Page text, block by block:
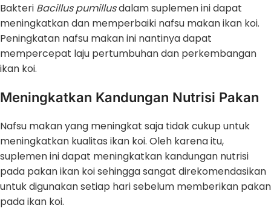
Bakteri Bacillus pumillusdalam suplemen ini dapat
meningkatkan dan memperbaiki nafsu makan ikan koi.
Peningkatan nafsu makan ini nantinya dapat
mempercepat laju pertumbuhan dan perkembangan
ikan koi.
Meningkatkan Kandungan Nutrisi Pakan
Nafsu makan yang meningkat saja tidak cukup untuk
meningkatkan kualitas ikan koi. Oleh karena itu,
suplemen ini dapat meningkatkan kandungan nutrisi
pada pakan ikan koi sehingga sangat direkomendasikan
untuk digunakan setiap hari sebelum memberikan pakan
pada ikan koi.